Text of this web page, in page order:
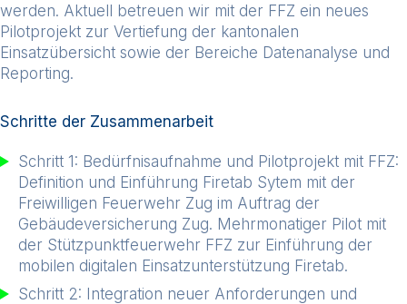
werden. Aktuell betreuen wir mit der FFZ ein neues
Pilotprojekt zur Vertiefung der kantonalen
Einsatzübersicht sowie der Bereiche Datenanalyse und
Reporting.
Schritte der Zusammenarbeit
Schritt 1: Bedürfnisaufnahme und Pilotprojekt mit FFZ:
Definition und Einführung Firetab Sytem mit der
Freiwilligen Feuerwehr Zug im Auftrag der
Gebäudeversicherung Zug. Mehrmonatiger Pilot mit
der Stützpunktfeuerwehr FFZ zur Einführung der
mobilen digitalen Einsatzunterstützung Firetab.
Schritt 2: Integration neuer Anforderungen und